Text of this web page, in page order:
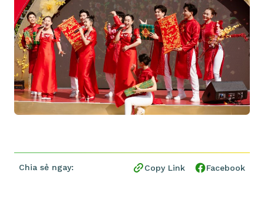
Chia sẻ ngay: Copy Link Facebook